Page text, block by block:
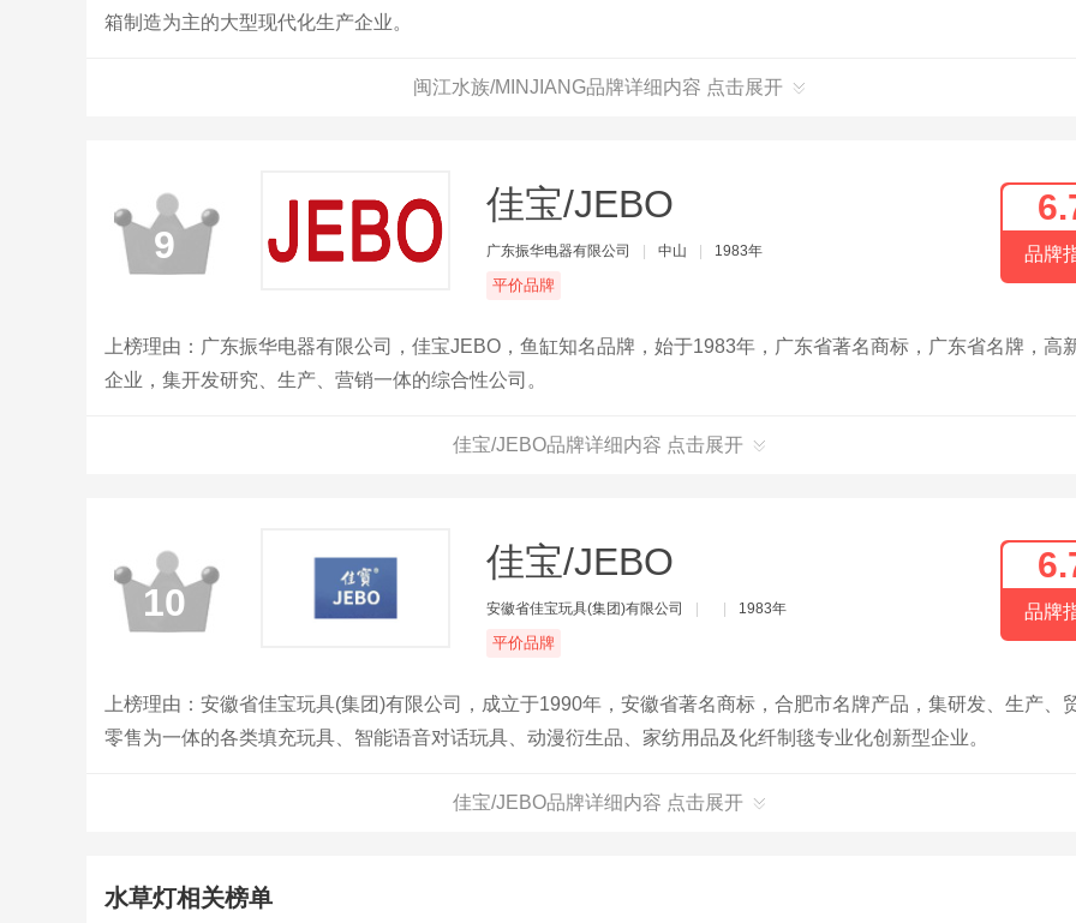
箱制造为主的大型现代化生产企业。
闽江水族/MINJIANG品牌详细内容 点击展开
9
佳宝/JEBO
广东振华电器有限公司 中山 1983年
平价品牌
品牌
上榜理由：广东振华电器有限公司，佳宝JEBO，鱼缸知名品牌，始于1983年，广东省著名商标，广东省名牌，高
企业，集开发研究、生产、营销一体的综合性公司。
佳宝/JEBO品牌详细内容 点击展开
10
佳宝/JEBO
安徽省佳宝玩具(集团)有限公司 1983年
平价品牌
品牌
上榜理由：安徽省佳宝玩具(集团)有限公司，成立于1990年，安徽省著名商标，合肥市名牌产品，集研发、生产、
零售为一体的各类填充玩具、智能语音对话玩具、动漫衍生品、家纺用品及化纤制毯专业化创新型企业。
佳宝/JEBO品牌详细内容 点击展开
水草灯相关榜单